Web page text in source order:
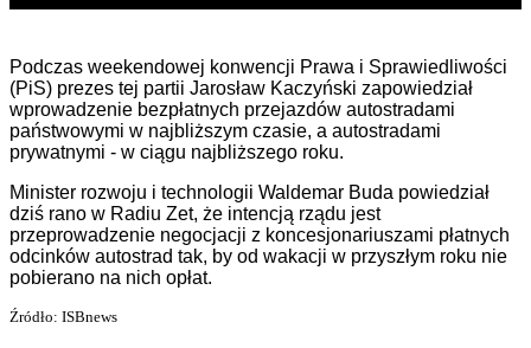
Podczas weekendowej konwencji Prawa i Sprawiedliwości
(PiS) prezes tej partii Jarosław Kaczyński zapowiedział
wprowadzenie bezpłatnych przejazdów autostradami
państwowymi w najbliższym czasie, a autostradami
prywatnymi - w ciągu najbliższego roku.
Minister rozwoju i technologii Waldemar Buda powiedział
dziś rano w Radiu Zet, że intencją rządu jest
przeprowadzenie negocjacji z koncesjonariuszami płatnych
odcinków autostrad tak, by od wakacji w przyszłym roku nie
pobierano na nich opłat.
Źródło: ISBnews